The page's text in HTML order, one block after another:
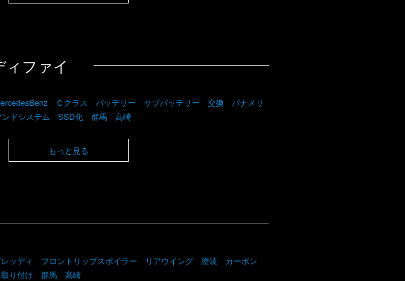
ファイ
Ｃクラス バッテリー サブバッテリー 交換 パナメリ
ンドシステム SSD化 群馬 高崎
もっと見る
ッディ フロントリップスポイラー リアウイング 塗装 カーボン
り付け 群馬 高崎